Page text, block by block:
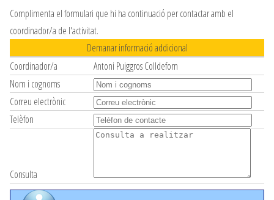
Complimenta el formulari que hi ha continuació per contactar amb el
coordinador/a de l'activitat.
Demanar informació addicional
Coordinador/a
Antoni Puiggros Colldeforn
Nom i cognoms
Correu electrònic
Telèfon
Consulta